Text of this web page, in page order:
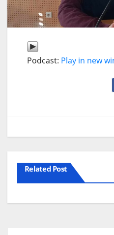
Podcast: Play in new
Related Post